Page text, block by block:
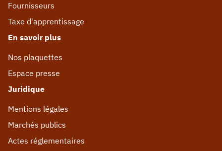
Fournisseurs
Taxe d'apprentissage
En savoir plus
Nos plaquettes
Espace presse
Juridique
Mentions légales
Marchés publics
Actes réglementaires